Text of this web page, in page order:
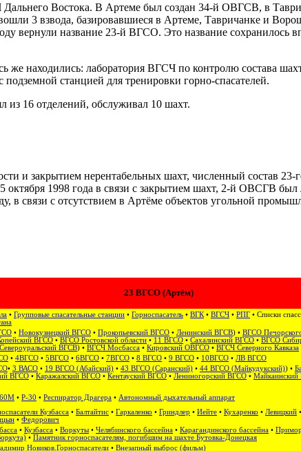
Дальнего Востока. В Артеме был создан 34-й ОВГСВ, в
3 взвода, базировавшиеся в Артеме, Тавричанке и
вернули название 23-й ВГСО. Это название сохранилось
же находились: лаборатория ВГСЧ по контролю состава
станцией для тренировки горно-спасателей.
из 16 отделений, обслуживал 10 шахт.
и закрытием нерентабельных шахт, численный состав
1998 года в связи с закрытием шахт, 2-й ОВСГВ
в связи с отсутствием в Артёме объектов угольной
23 ВГСО (Артём)
• Групповые спасательные станции • Горноспасатель • ВГК • ВГСЧ • РПГ • Списки
• Новокузнецкий ВГСО • Прокопьевский ВГСО • Ленинский ВГСВ) • ВГСО
ВГСО • ВГСО Ростовской области • 11 ВГСО • Сахалинский ВГСО ‎ • ВГСО
Североуральский ВГСВ) • ВГСЧ Мосбасса • Кировский ОВГСО • ВГСЧ Северного Кавказа
• 4ВГСО • 5ВГСО • 6ВГСО • 7ВГСО • 8 ВГСО • 9 ВГСО • 10ВГСО • ЛВ ВГСО
• 3 ВАСО • 19 ВГСО (Абайский) • 43 ВГСО (Саранский) • 44 ВГСО (Майкудукский)) •
ВГСО • Каражалский ВГСО • Кентауский ВГСО • Лениногорский ВГСО •
• Р-30 • Респиратор Драгера • Автономный дыхательный аппарат
Кузбасса • Балтайтис • Гаркаленко • Гриндлер • Иейте • Кухаренко • Левицкий •
• Федорович
• Кузбасса • Воркуты • Челябинского бассейна • Карагандинского бассейна •
• Памятник горноспасателям, погибшим на шахте Бутовка-Донецкая
Новиков.Горноспасатели • Внезапный выброс (фильм)